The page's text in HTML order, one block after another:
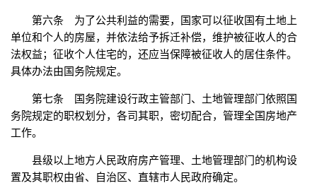
第六条 为了公共利益的需要，国家可以征收国有土地上
单位和个人的房屋，并依法给予拆迁补偿，维护被征收人的合
法权益；征收个人住宅的，还应当保障被征收人的居住条件。
具体办法由国务院规定。
第七条 国务院建设行政主管部门、土地管理部门依照国
务院规定的职权划分，各司其职，密切配合，管理全国房地产
工作。
县级以上地方人民政府房产管理、土地管理部门的机构设
置及其职权由省、自治区、直辖市人民政府确定。